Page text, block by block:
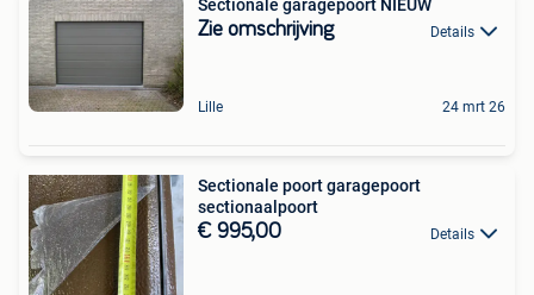
Sectionale garagepoort NIEUW
Zie omschrijving Details
Lille 24 mrt 26
Sectionale poort garagepoort
sectionaalpoort
€ 995,00 Details